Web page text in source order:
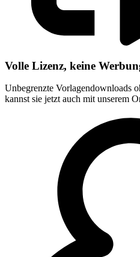
Volle Lizenz, keine
Unbegrenzte Vorlagendownloads
kannst sie jetzt auch mit unserem